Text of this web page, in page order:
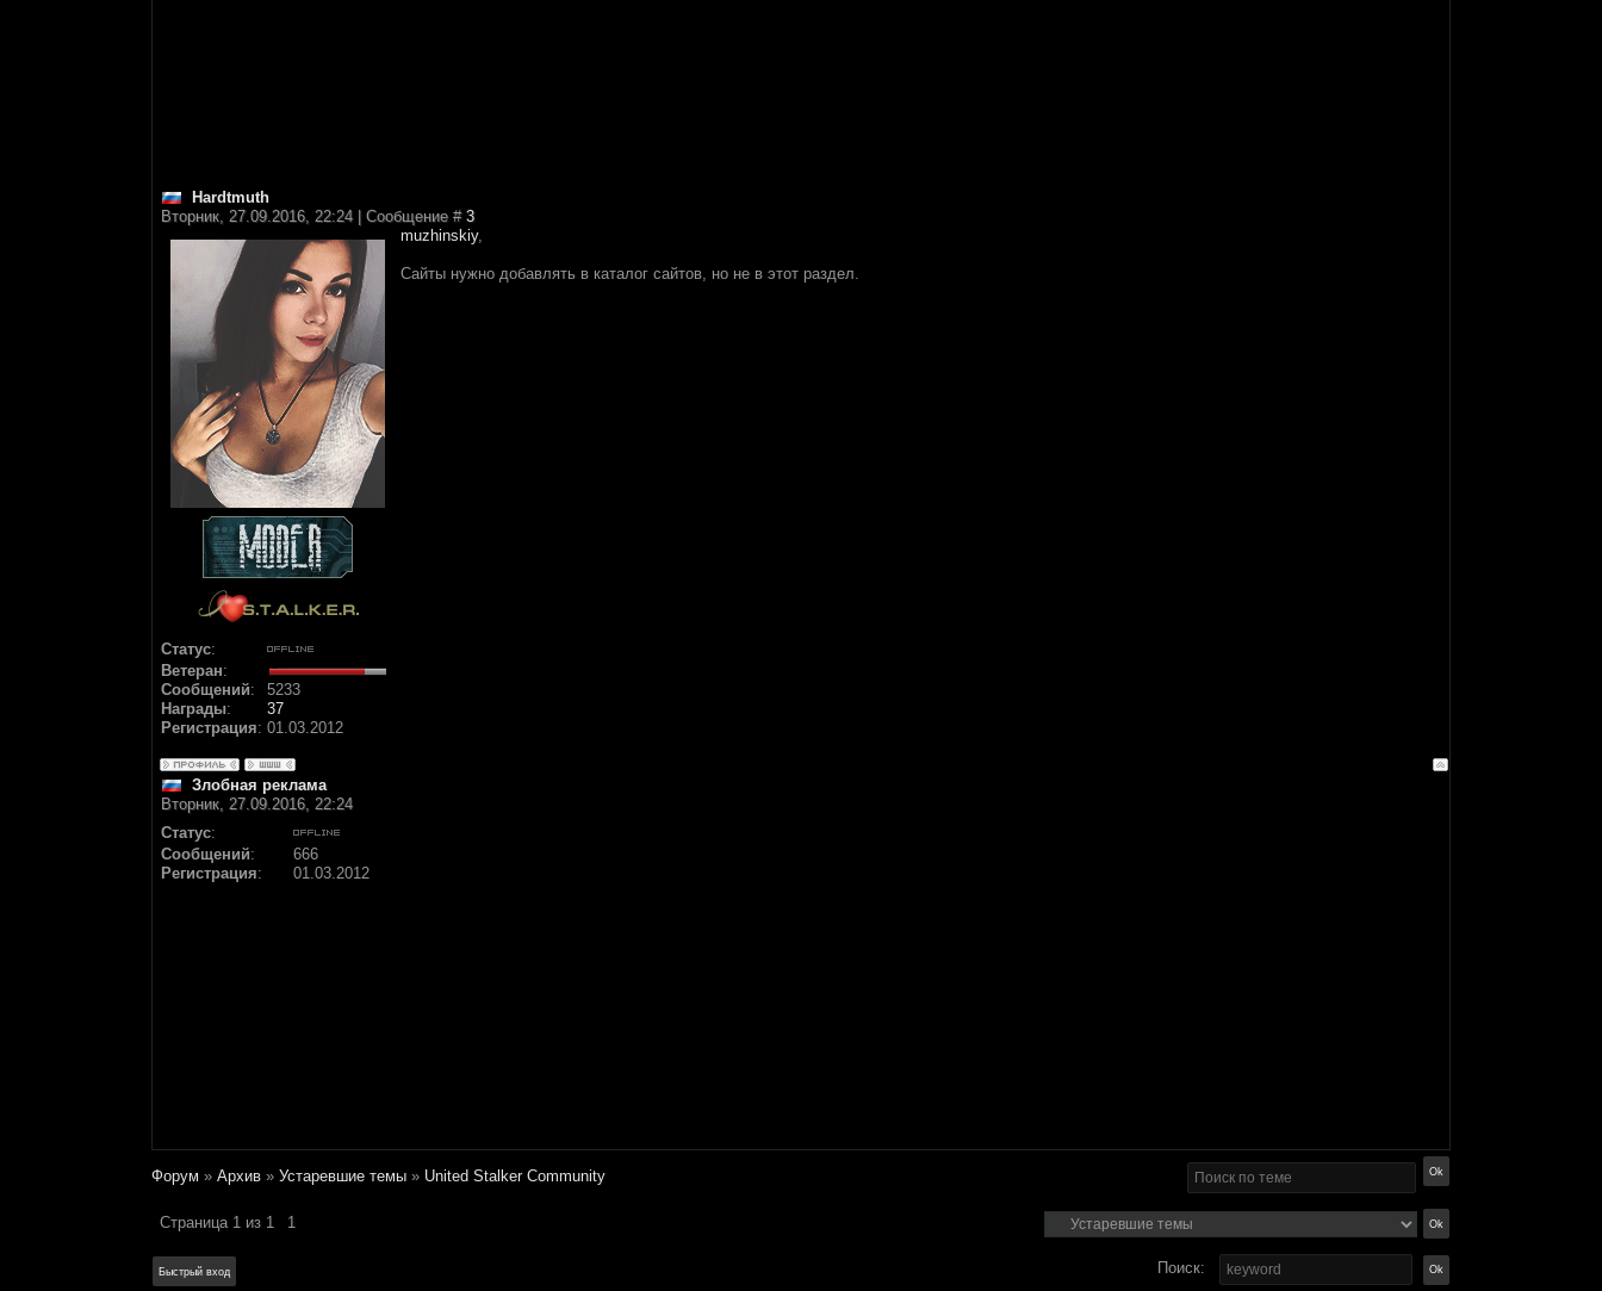
Hardtmuth
Вторник, 27.09.2016, 22:24 | Сообщение # 3
Статус:
Ветеран:
Сообщений:
5233
Награды:
37
Регистрация: 01.03.2012
muzhinskiy,
Сайты нужно добавлять в каталог сайтов, но не в этот раздел.
Злобная реклама
Вторник, 27.09.2016, 22:24
Статус:
Сообщений:
666
Регистрация: 01.03.2012
Форум » Архив » Устаревшие темы » United Stalker Community
Страница 1 из 1 1
Поиск: